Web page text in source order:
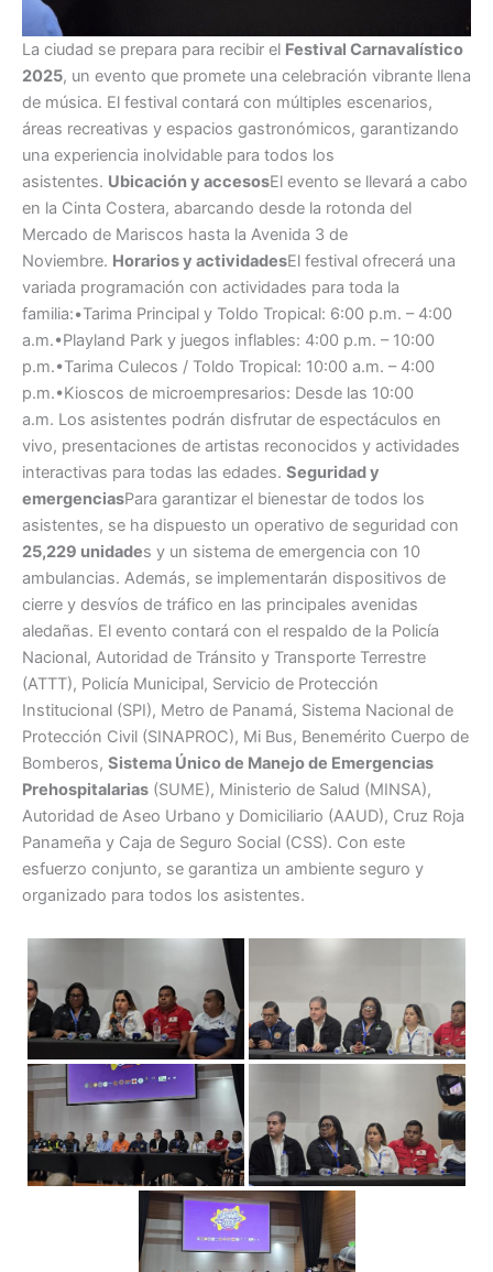
La ciudad se prepara para recibir el Festival Carnavalístico
2025, un evento que promete una celebración vibrante llena
de música. El festival contará con múltiples escenarios,
áreas recreativas y espacios gastronómicos, garantizando
una experiencia inolvidable para todos los
asistentes. Ubicación y accesosEl evento se llevará a cabo
en la Cinta Costera, abarcando desde la rotonda del
Mercado de Mariscos hasta la Avenida 3 de
Noviembre. Horarios y actividadesEl festival ofrecerá una
variada programación con actividades para toda la
familia:•Tarima Principal y Toldo Tropical: 6:00 p.m. – 4:00
a.m.•Playland Park y juegos inflables: 4:00 p.m. – 10:00
p.m.•Tarima Culecos / Toldo Tropical: 10:00 a.m. – 4:00
p.m.•Kioscos de microempresarios: Desde las 10:00
a.m. Los asistentes podrán disfrutar de espectáculos en
vivo, presentaciones de artistas reconocidos y actividades
interactivas para todas las edades. Seguridad y
emergenciasPara garantizar el bienestar de todos los
asistentes, se ha dispuesto un operativo de seguridad con
25,229 unidades y un sistema de emergencia con 10
ambulancias. Además, se implementarán dispositivos de
cierre y desvíos de tráfico en las principales avenidas
aledañas. El evento contará con el respaldo de la Policía
Nacional, Autoridad de Tránsito y Transporte Terrestre
(ATTT), Policía Municipal, Servicio de Protección
Institucional (SPI), Metro de Panamá, Sistema Nacional de
Protección Civil (SINAPROC), Mi Bus, Benemérito Cuerpo de
Bomberos, Sistema Único de Manejo de Emergencias
Prehospitalarias (SUME), Ministerio de Salud (MINSA),
Autoridad de Aseo Urbano y Domiciliario (AAUD), Cruz Roja
Panameña y Caja de Seguro Social (CSS). Con este
esfuerzo conjunto, se garantiza un ambiente seguro y
organizado para todos los asistentes.